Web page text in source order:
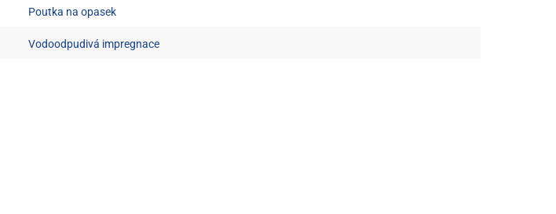
Poutka na opasek
Vodoodpudivá impregnace